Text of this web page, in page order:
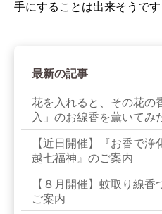
手にすることは出来そうです
最新の記事
花を入れると、その花の
入」のお線香を薫いてみ
【近日開催】『お香で浄
越七福神』のご案内
【８月開催】蚊取り線
ご案内